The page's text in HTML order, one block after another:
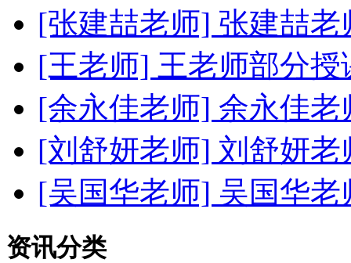
[张建喆老师] 张建喆老
[王老师] 王老师部分
[余永佳老师] 余永佳老
[刘舒妍老师] 刘舒妍老
[吴国华老师] 吴国华老
资讯分类